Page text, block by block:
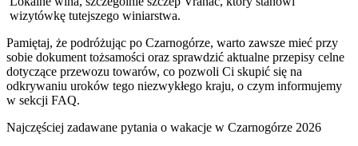
wizytówkę tutejszego winiarstwa.
Pamiętaj, że podróżując po Czarnogórze, warto zawsze mieć przy
sobie dokument tożsamości oraz sprawdzić aktualne przepisy celne
dotyczące przewozu towarów, co pozwoli Ci skupić się na
odkrywaniu uroków tego niezwykłego kraju, o czym informujemy
w sekcji FAQ.
Najczęściej zadawane pytania o wakacje w Czarnogórze 2026